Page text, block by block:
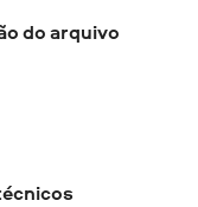
do arquivo